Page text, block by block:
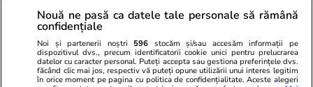
extrădarea lor. Momentul arestării a fost
filmat
Fotbal 18 iul.
Nouă ne pasă ca datele tale personale să rămână
confidențiale
Noi și partenerii noștri 596 stocăm și/sau accesăm informații pe
dispozitivul dvs., precum identificatorii cookie unici pentru prelucrarea
datelor cu caracter personal. Puteți accepta sau gestiona preferințele dvs.
făcând clic mai jos, respectiv vă puteți opune utilizării unui interes legitim
în orice moment pe pagina cu politica de confidențialitate. Aceste alegeri